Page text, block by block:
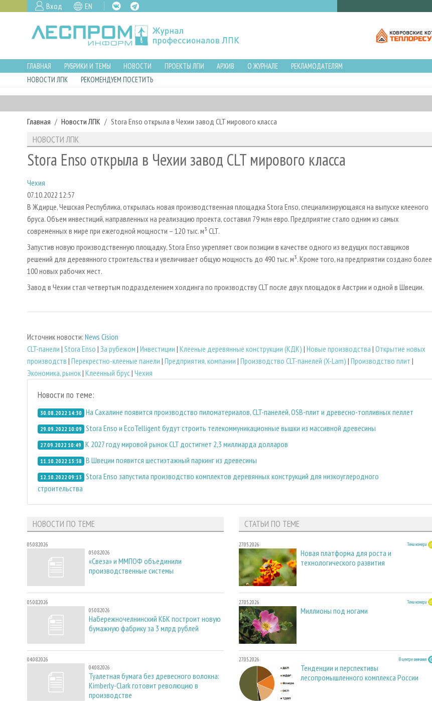
Вход EN
ГЛАВНАЯ РУБРИКИ И ТЕМЫ НОВОСТИ ПРОЕКТЫ ЛПИ АРХИВ О ЖУРНАЛЕ
РЕКЛАМОДАТЕЛЯМ
НОВОСТИ ЛПК
РЕКОМЕНДУЕМ ПОСЕТИТЬ
Главная Новости ЛПК Stora Enso открыла в Чехии завод CLT мирового класса
НОВОСТИ ЛПК
Stora Enso открыла в Чехии завод CLT мирового класса
Чехия
07.10.2022 12:57
В Ждирце, Чешская Республика, открылась новая производственная площадка Stora Enso, специализирующаяся на выпуске клееного
бруса. Объем инвестиций, направленных на реализацию проекта, составил 79 млн евро. Предприятие стало одним из самых
современных в мире при ежегодной мощности – 120 тыс. м³ CLT.
Запустив новую производственную площадку, Stora Enso укрепляет свои позиции в качестве одного из ведущих поставщиков
решений для деревянного строительства и увеличивает общую мощность до 490 тыс. м³. Кроме того, на предприятии создано более
100 новых рабочих мест.
Завод в Чехии стал четвертым подразделением холдинга по производству CLT после двух площадок в Австрии и одной в Швеции.
Источник новости: News Cision
CLT-панели | Stora Enso | За рубежом | Инвестиции | Клееные деревянные конструкции (КДК) | Новые производства | Открытие новых
производств | Перекрестно-клееные панели | Предприятия, компании | Производство CLT-панелей (X-Lam) | Производство плит |
Экономика, рынок| Клеенный брус| Чехия
Новости по теме:
30.08.2022 14:30 На Сахалине появится производство пиломатериалов, CLT-панелей, OSB-плит и древесно-топливных пеллет
29.09.2022 10:09 Stora Enso и EcoTelligent будут строить телекоммуникационные вышки из массивной древесины
27.09.2022 10:49 К 2027 году мировой рынок CLT достигнет 2,3 миллиарда долларов
11.10.2022 13:58 В Швеции появится шестиэтажный паркинг из древесины
12.10.2022 09:13 Stora Enso запустила производство комплектов деревянных конструкций для низкоуглеродного
строительства
НОВОСТИ ПО ТЕМЕ
05.08.2026
05.08.2026
«Свеза» и ММПОФ объединили
производственные системы
05.08.2026
05.08.2026
Набережночелнинский КБК построит новую
бумажную фабрику за 3 млрд рублей
04.08.2026
04.08.2026
Туалетная бумага без древесного волокна:
Kimberly-Clark готовит революцию в
производстве
СТАТЬИ ПО ТЕМЕ
27.05.2026 Тема номера
Новая платформа для роста и
технологического развития
27.05.2026 Тема номера
Миллионы под ногами
27.05.2026 В центре внимания
Тенденции и перспективы
лесопромышленного комплекса России